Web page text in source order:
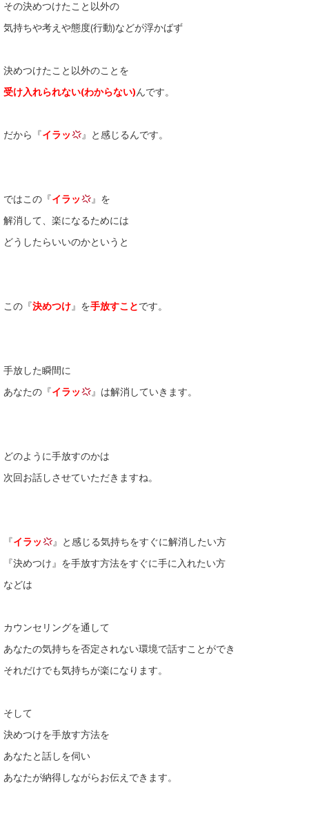
その決めつけたこと以外の
気持ちや考えや態度(行動)などが浮かばず
決めつけたこと以外のことを
受け入れられない(わからない)んです。
だから『イラッ 』と感じるんです。
ではこの『イラッ
』を
解消して、楽になるためには
どうしたらいいのかというと
この『決めつけ』を手放すことです。
手放した瞬間に
あなたの『イラッ 』は解消していきます。
どのように手放すのかは
次回お話しさせていただきますね。
『イラッ
』と感じる気持ちをすぐに解消したい方
『決めつけ』を手放す方法をすぐに手に入れたい方
などは
カウンセリングを通して
あなたの気持ちを否定されない環境で話すことができ
それだけでも気持ちが楽になります。
そして
決めつけを手放す方法を
あなたと話しを伺い
あなたが納得しながらお伝えできます。